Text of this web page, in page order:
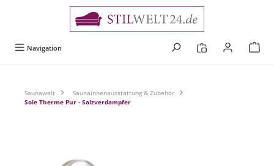
Navigation
Saunawelt
Saunainnenausstattung & Zubehör
Sole Therme Pur - Salzverdampfer